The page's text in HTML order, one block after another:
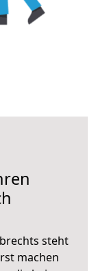
steht
machen